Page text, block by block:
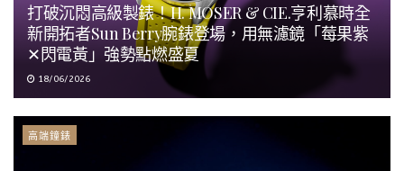
打破沉悶高級製錶！H. MOSER & CIE.亨利慕時全
新開拓者Sun Berry腕錶登場，用無濾鏡「莓果紫
✕閃電黃」強勢點燃盛夏
18/06/2026
高端鐘錶